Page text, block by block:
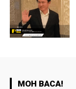
MOH BACA!